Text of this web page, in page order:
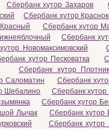
Сбербанк хутор Захаров
Сбербанк хутор
Сбербанк хутор
Сбербанк
Новомаксимовский
хутор Песковатка
Сбербанк хутор
Саломатин
Сбербанк
Шебалино
Сбербанк хутор
Сбербанк хутор
Лычак
Сбербанк хутор
Сбербанк хутор